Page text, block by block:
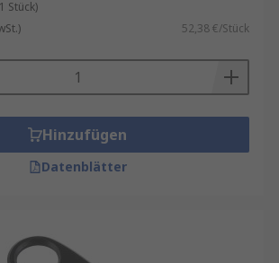
Stück)
52,38 €/Stück
Hinzufügen
Datenblätter